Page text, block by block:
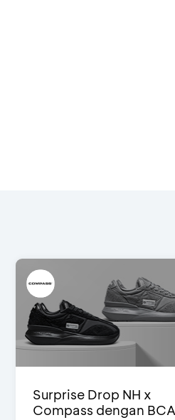
Surprise Drop NH x
Compass dengan BCA